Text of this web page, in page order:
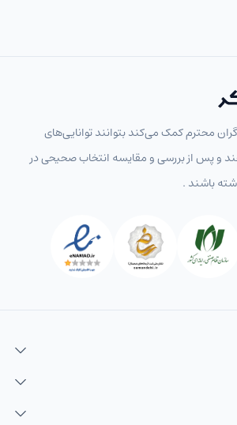
محترم کمک می‌کند بتوانند توانایی‌های
و پس از بررسی و مقایسه انتخاب‌ صحیحی در
باشند .